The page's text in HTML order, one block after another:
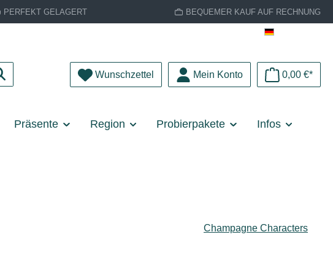
PERFEKT GELAGERT BEQUEMER KAUF AUF RECHNUNG
Wunschzettel Du hast 0 Produkte auf dem Merkzettel
Mein Konto 0,00 €*
Präsente Region Probierpakete Infos
Champagne Characters